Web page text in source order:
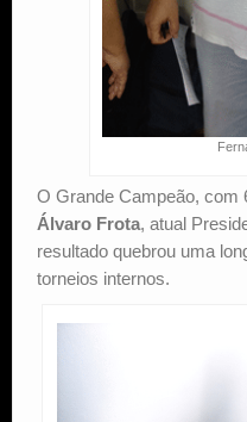
O Grande Campeão, com
Álvaro Frota, atual
resultado quebrou uma
torneios internos.